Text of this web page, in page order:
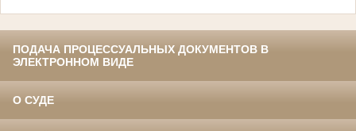
ПОДАЧА ПРОЦЕССУАЛЬНЫХ ДОКУМЕНТОВ В
ЭЛЕКТРОННОМ ВИДЕ
О СУДЕ